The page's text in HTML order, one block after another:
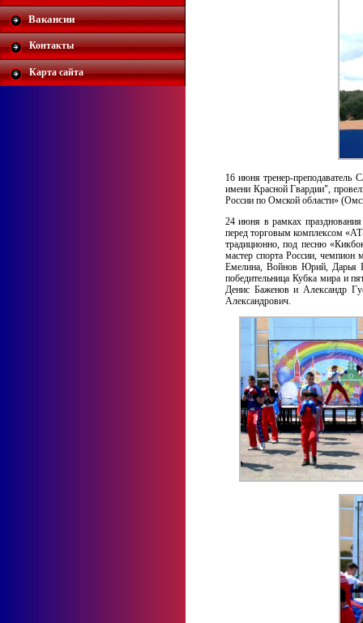
Вакансии
Контакты
Карта сайта
16 июня тренер-преподаватель
имени Красной Гвардии",
России по Омской области»
24 июня в рамках
перед торговым комплексом
традиционно, под песню
мастер спорта России,
Емелина, Войнов Юрий, Дарья
победительница Кубка мира и
Денис Баженов и Александр
Александрович.